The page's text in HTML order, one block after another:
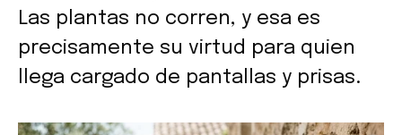
Las plantas no corren, y esa es
precisamente su virtud para quien
llega cargado de pantallas y prisas.